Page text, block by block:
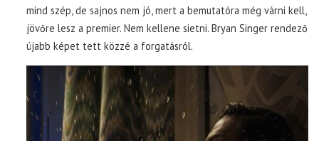
mind szép, de sajnos nem jó, mert a bemutatóra még várni kell,
jövőre lesz a premier. Nem kellene sietni. Bryan Singer rendező
újabb képet tett közzé a forgatásról.